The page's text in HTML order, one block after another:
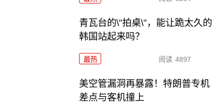
青瓦台的\"拍桌\"，能让跪太久的
韩国站起来吗？
最热 阅读 4897
美空管漏洞再暴露！特朗普专机
差点与客机撞上